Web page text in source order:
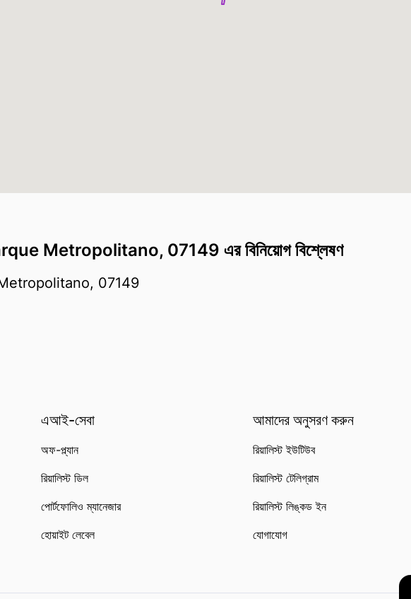
Metropolitano, 07149 এর বিনিয়োগ বিশ্লেষণ
07149
এআই-সেবা
অফ-প্ল্যান
রিয়ালিস্ট ডিল
পোর্টফোলিও ম্যানেজার
হোয়াইট লেবেল
আমাদের অনুসরণ করুন
রিয়ালিস্ট ইউটিউব
রিয়ালিস্ট টেলিগ্রাম
রিয়ালিস্ট লিঙ্কড ইন
যোগাযোগ